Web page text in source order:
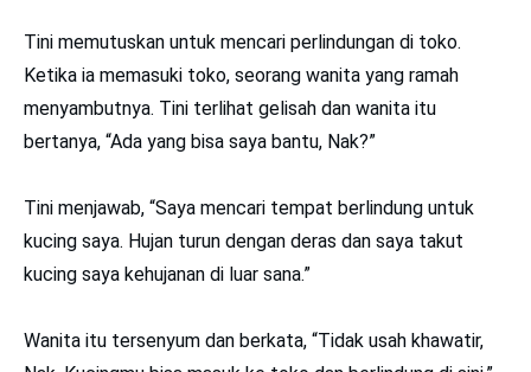
Tini memutuskan untuk mencari perlindungan di toko.
Ketika ia memasuki toko, seorang wanita yang ramah
menyambutnya. Tini terlihat gelisah dan wanita itu
bertanya, “Ada yang bisa saya bantu, Nak?”
Tini menjawab, “Saya mencari tempat berlindung untuk
kucing saya. Hujan turun dengan deras dan saya takut
kucing saya kehujanan di luar sana.”
Wanita itu tersenyum dan berkata, “Tidak usah khawatir,